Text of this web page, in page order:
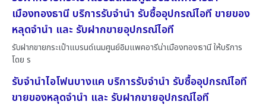
เมืองทองธานี บริการรับจำนำ รับซื้ออุปกรณ์ไอที ขายของ
หลุดจำนำ และ รับฝากขายอุปกรณ์ไอที
รับฝากขายกระเป๋าแบรนด์เนมศูนย์อิมแพคอารีน่าเมืองทองธานี ให้บริการ
โดย ร
รับจำนำไอโฟนบางแค บริการรับจำนำ รับซื้ออุปกรณ์ไอที
ขายของหลุดจำนำ และ รับฝากขายอุปกรณ์ไอที